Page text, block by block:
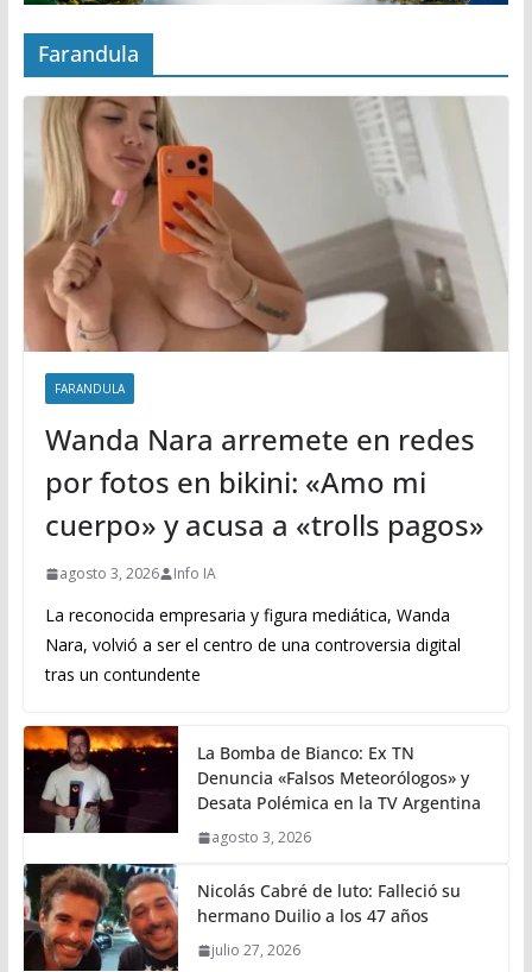
Farandula
FARANDULA
Wanda Nara arremete en redes
por fotos en bikini: «Amo mi
cuerpo» y acusa a «trolls pagos»
agosto 3, 2026 Info IA
La reconocida empresaria y figura mediática, Wanda
Nara, volvió a ser el centro de una controversia digital
tras un contundente
La Bomba de Bianco: Ex TN
Denuncia «Falsos Meteorólogos» y
Desata Polémica en la TV Argentina
agosto 3, 2026
Nicolás Cabré de luto: Falleció su
hermano Duilio a los 47 años
julio 27, 2026